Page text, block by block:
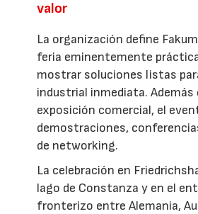
valor
La organización define
feria eminentemente
mostrar soluciones listas
industrial inmediata. Además
exposición comercial, el
demostraciones,
de networking.
La celebración en
lago de Constanza y en el
fronterizo entre Alemania,